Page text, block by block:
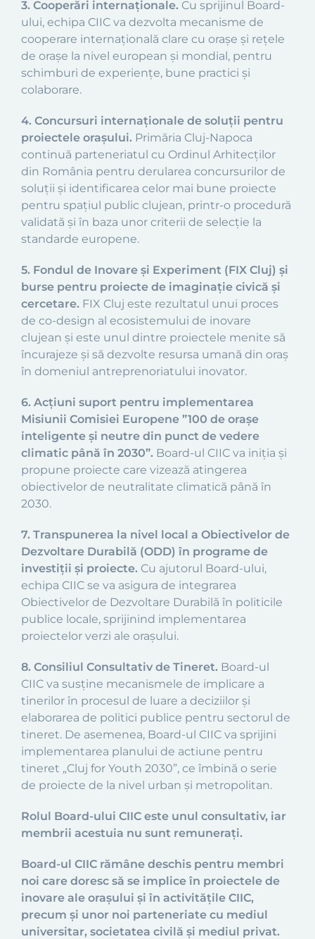
3. Cooperări internaționale. Cu sprijinul Board-
ului, echipa CIIC va dezvolta mecanisme de
cooperare internațională clare cu orașe și rețele
de orașe la nivel european și mondial, pentru
schimburi de experiențe, bune practici și
colaborare.
4. Concursuri internaționale de soluții pentru
proiectele orașului. Primăria Cluj-Napoca
continuă parteneriatul cu Ordinul Arhitecților
din România pentru derularea concursurilor de
soluții și identificarea celor mai bune proiecte
pentru spațiul public clujean, printr-o procedură
validată și în baza unor criterii de selecție la
standarde europene.
5. Fondul de Inovare și Experiment (FIX Cluj) și
burse pentru proiecte de imaginație civică și
cercetare. FIX Cluj este rezultatul unui proces
de co-design al ecosistemului de inovare
clujean și este unul dintre proiectele menite să
încurajeze și să dezvolte resursa umană din oraș
în domeniul antreprenoriatului inovator.
6. Acțiuni suport pentru implementarea
Misiunii Comisiei Europene ”100 de oraşe
inteligente şi neutre din punct de vedere
climatic până în 2030”. Board-ul CIIC va iniția și
propune proiecte care vizează atingerea
obiectivelor de neutralitate climatică până în
2030.
7. Transpunerea la nivel local a Obiectivelor de
Dezvoltare Durabilă (ODD) în programe de
investiții și proiecte. Cu ajutorul Board-ului,
echipa CIIC se va asigura de integrarea
Obiectivelor de Dezvoltare Durabilă în politicile
publice locale, sprijinind implementarea
proiectelor verzi ale orașului.
8. Consiliul Consultativ de Tineret. Board-ul
CIIC va susține mecanismele de implicare a
tinerilor în procesul de luare a deciziilor și
elaborarea de politici publice pentru sectorul de
tineret. De asemenea, Board-ul CIIC va sprijini
implementarea planului de actiune pentru
tineret „Cluj for Youth 2030”, ce îmbină o serie
de proiecte de la nivel urban și metropolitan.
Rolul Board-ului CIIC este unul consultativ, iar
membrii acestuia nu sunt remunerați.
Board-ul CIIC rămâne deschis pentru membri
noi care doresc să se implice în proiectele de
inovare ale orașului și în activitățile CIIC,
precum și unor noi parteneriate cu mediul
universitar, societatea civilă și mediul privat.